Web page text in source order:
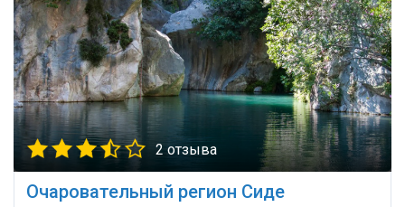
2 отзыва
Очаровательный регион Сиде